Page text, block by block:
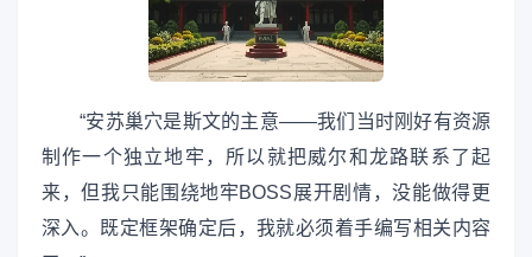
“安苏巢穴是斯文的主意——我们当时刚好有资源
制作一个独立地牢，所以就把威尔和龙路联系了起
来，但我只能围绕地牢BOSS展开剧情，没能做得更
深入。既定框架确定后，我就必须着手编写相关内容